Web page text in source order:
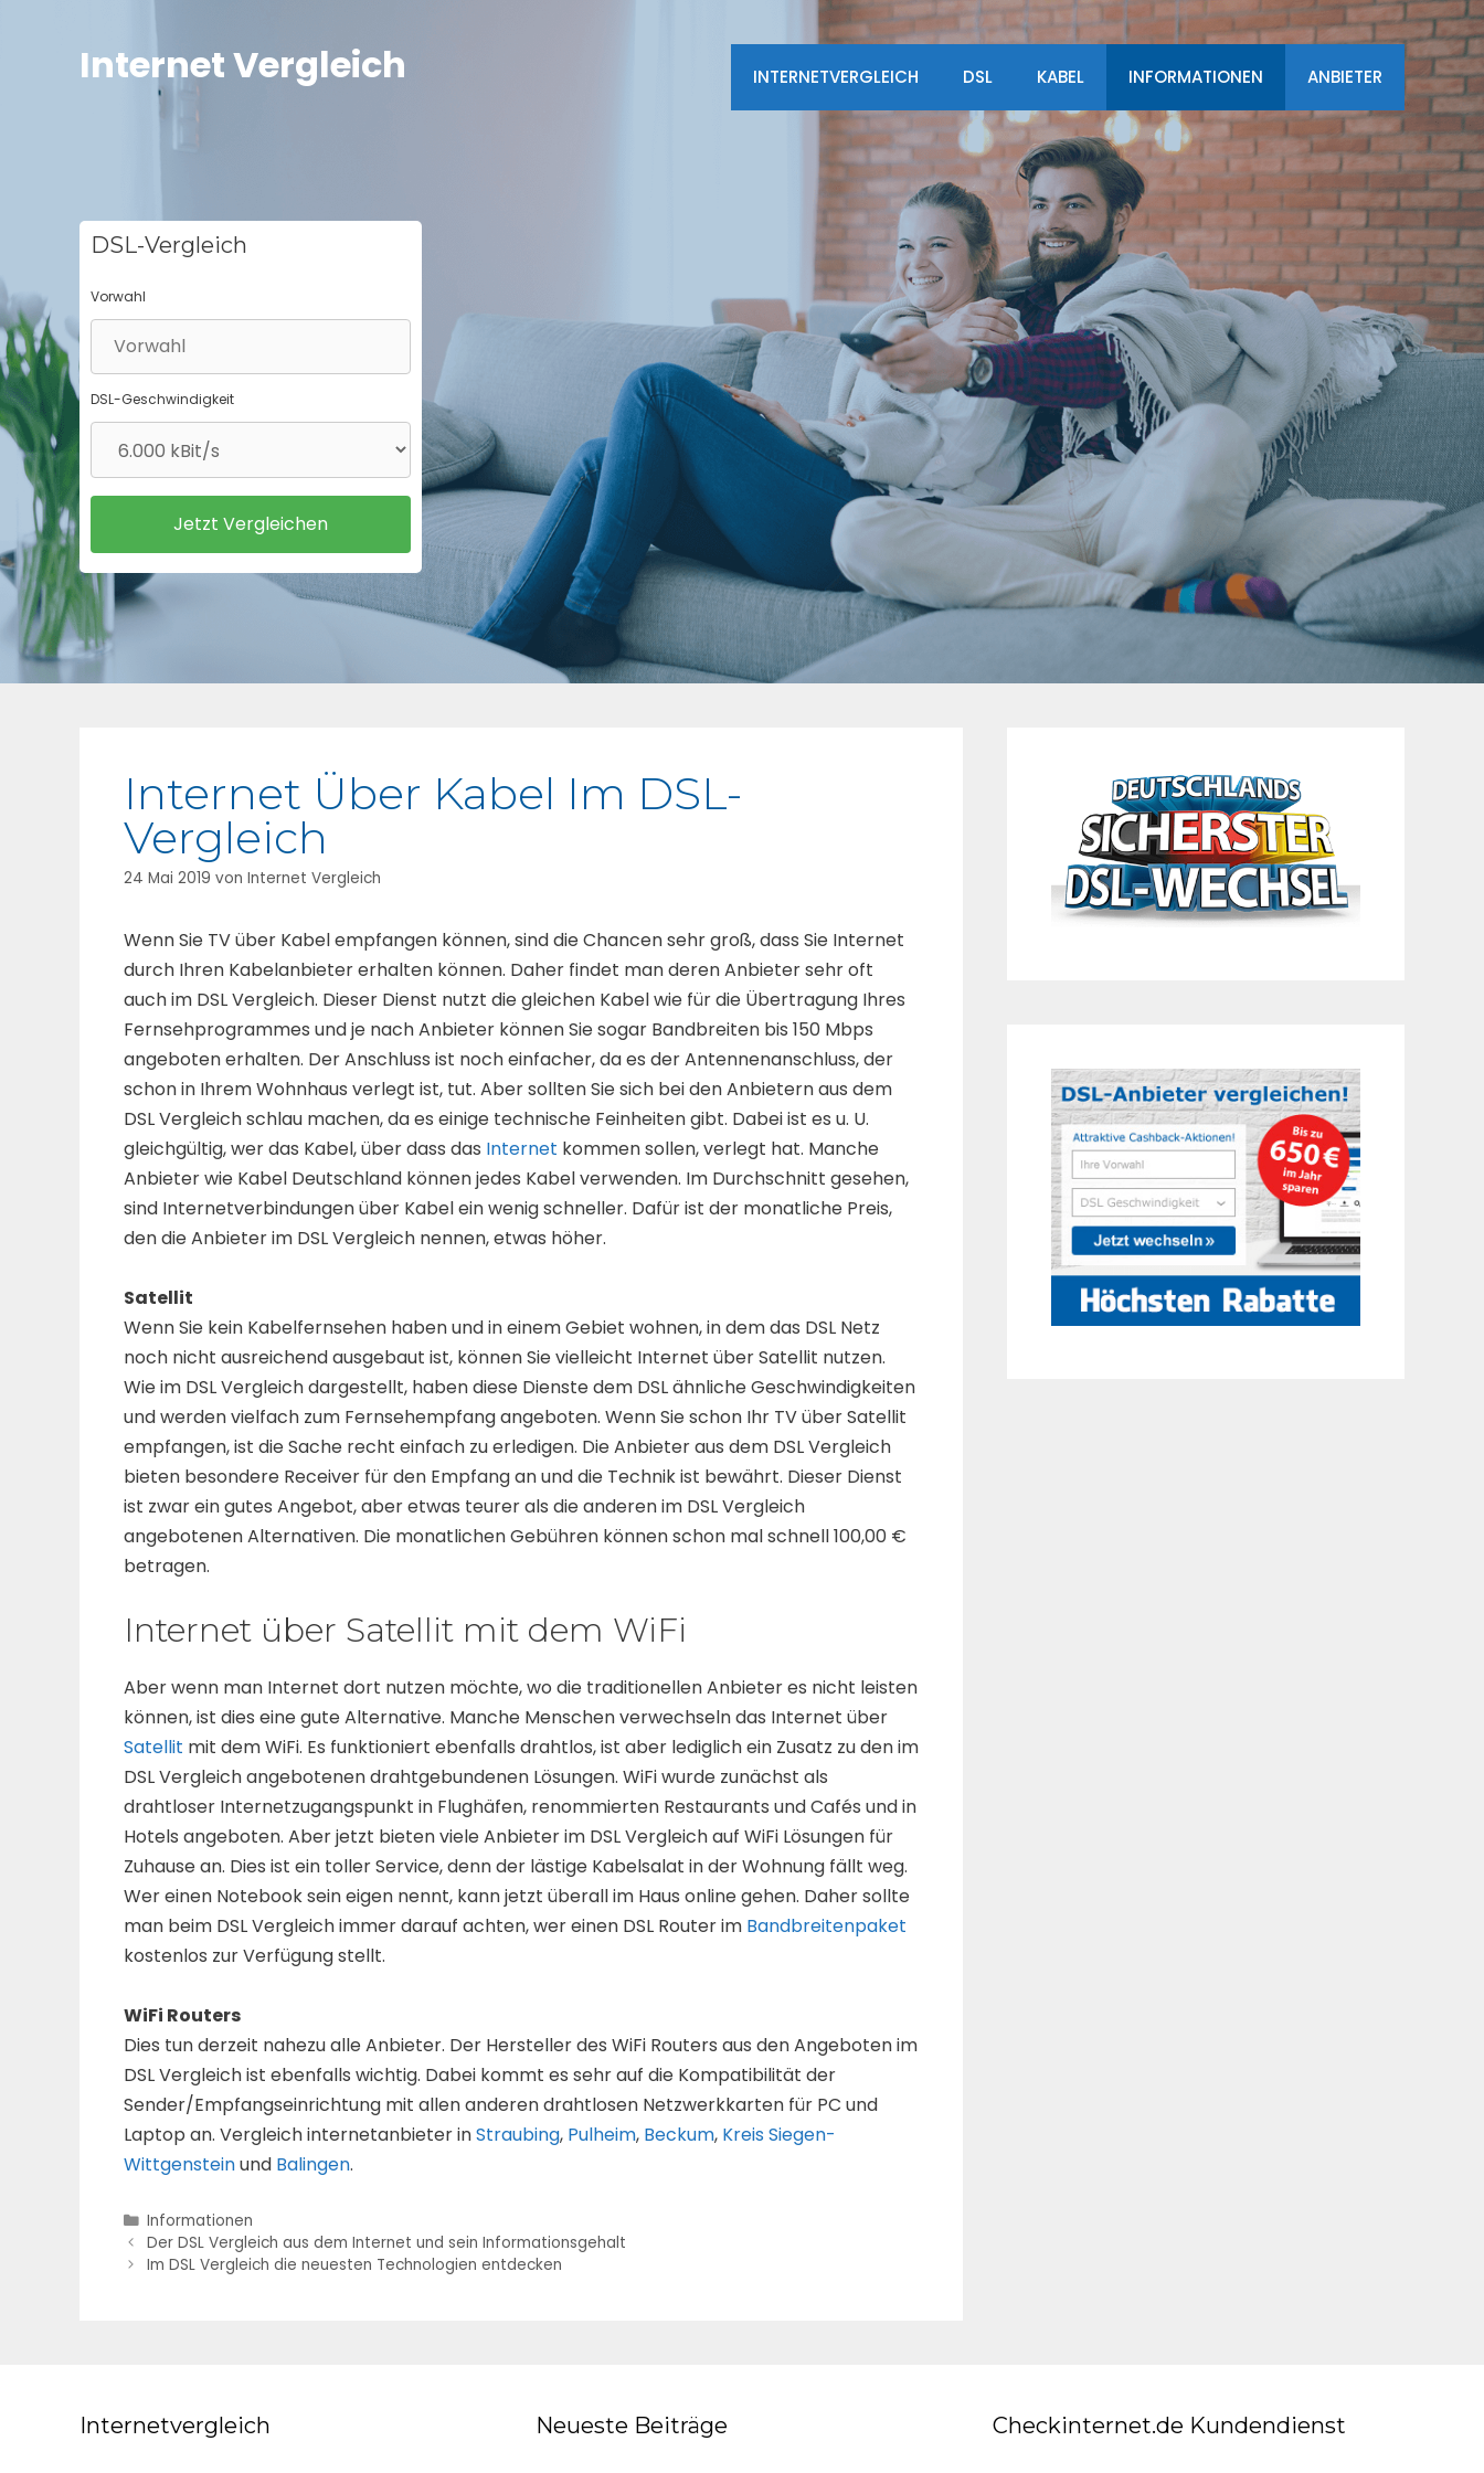
Internet Vergleich INTERNETVERGLEICH DSL KABEL INFORMATIONEN ANBIETER
DSL-Vergleich
Vorwahl
DSL-Geschwindigkeit
Internet Über Kabel Im DSL-
Vergleich
24 Mai 2019 von Internet Vergleich
Wenn Sie TV über Kabel empfangen können, sind die Chancen sehr groß, dass Sie Internet
durch Ihren Kabelanbieter erhalten können. Daher findet man deren Anbieter sehr oft
auch im DSL Vergleich. Dieser Dienst nutzt die gleichen Kabel wie für die Übertragung Ihres
Fernsehprogrammes und je nach Anbieter können Sie sogar Bandbreiten bis 150 Mbps
angeboten erhalten. Der Anschluss ist noch einfacher, da es der Antennenanschluss, der
schon in Ihrem Wohnhaus verlegt ist, tut. Aber sollten Sie sich bei den Anbietern aus dem
DSL Vergleich schlau machen, da es einige technische Feinheiten gibt. Dabei ist es u. U.
gleichgültig, wer das Kabel, über dass das Internet kommen sollen, verlegt hat. Manche
Anbieter wie Kabel Deutschland können jedes Kabel verwenden. Im Durchschnitt gesehen,
sind Internetverbindungen über Kabel ein wenig schneller. Dafür ist der monatliche Preis,
den die Anbieter im DSL Vergleich nennen, etwas höher.
Satellit
Wenn Sie kein Kabelfernsehen haben und in einem Gebiet wohnen, in dem das DSL Netz
noch nicht ausreichend ausgebaut ist, können Sie vielleicht Internet über Satellit nutzen.
Wie im DSL Vergleich dargestellt, haben diese Dienste dem DSL ähnliche Geschwindigkeiten
und werden vielfach zum Fernsehempfang angeboten. Wenn Sie schon Ihr TV über Satellit
empfangen, ist die Sache recht einfach zu erledigen. Die Anbieter aus dem DSL Vergleich
bieten besondere Receiver für den Empfang an und die Technik ist bewährt. Dieser Dienst
ist zwar ein gutes Angebot, aber etwas teurer als die anderen im DSL Vergleich
angebotenen Alternativen. Die monatlichen Gebühren können schon mal schnell 100,00 €
betragen.
Internet über Satellit mit dem WiFi
Aber wenn man Internet dort nutzen möchte, wo die traditionellen Anbieter es nicht leisten
können, ist dies eine gute Alternative. Manche Menschen verwechseln das Internet über
Satellit mit dem WiFi. Es funktioniert ebenfalls drahtlos, ist aber lediglich ein Zusatz zu den im
DSL Vergleich angebotenen drahtgebundenen Lösungen. WiFi wurde zunächst als
drahtloser Internetzugangspunkt in Flughäfen, renommierten Restaurants und Cafés und in
Hotels angeboten. Aber jetzt bieten viele Anbieter im DSL Vergleich auf WiFi Lösungen für
Zuhause an. Dies ist ein toller Service, denn der lästige Kabelsalat in der Wohnung fällt weg.
Wer einen Notebook sein eigen nennt, kann jetzt überall im Haus online gehen. Daher sollte
man beim DSL Vergleich immer darauf achten, wer einen DSL Router im Bandbreitenpaket
kostenlos zur Verfügung stellt.
WiFi Routers
Dies tun derzeit nahezu alle Anbieter. Der Hersteller des WiFi Routers aus den Angeboten im
DSL Vergleich ist ebenfalls wichtig. Dabei kommt es sehr auf die Kompatibilität der
Sender/Empfangseinrichtung mit allen anderen drahtlosen Netzwerkkarten für PC und
Laptop an. Vergleich internetanbieter inStraubing, Pulheim, Beckum, Kreis Siegen-
Wittgensteinund Balingen.
Kategorien
Informationen
Beitrags-
Navigation
Der DSL Vergleich aus dem Internet und sein Informationsgehalt
Im DSL Vergleich die neuesten Technologien entdecken
Internetvergleich Neueste Beiträge Checkinternet.de Kundendienst